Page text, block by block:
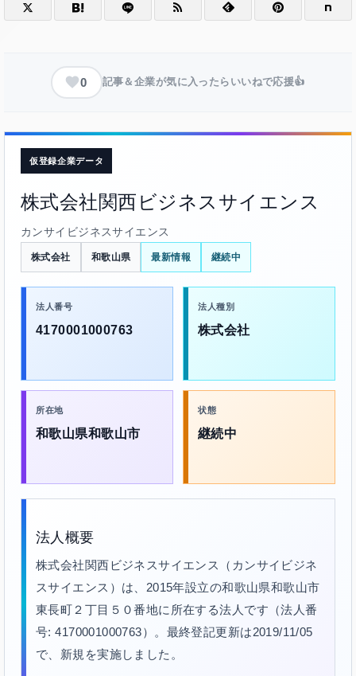
0 記事＆企業が気に入ったらいいねで応援👍
仮登録企業データ
株式会社関西ビジネスサイエンス
カンサイビジネスサイエンス
株式会社 和歌山県 最新情報 継続中
法人番号
4170001000763
法人種別
株式会社
所在地
和歌山県和歌山市
状態
継続中
法人概要
株式会社関西ビジネスサイエンス（カンサイビジネ
スサイエンス）は、2015年設立の和歌山県和歌山市
東長町２丁目５０番地に所在する法人です（法人番
号: 4170001000763）。最終登記更新は2019/11/05
で、新規を実施しました。